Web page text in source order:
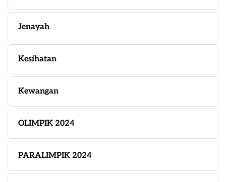
Jenayah
Kesihatan
Kewangan
OLIMPIK 2024
PARALIMPIK 2024